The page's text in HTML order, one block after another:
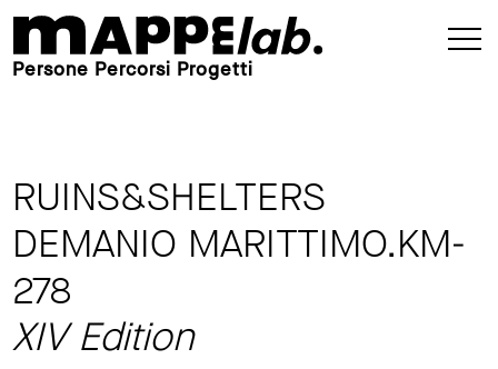
Persone Percorsi Progetti
RUINS&SHELTERS
DEMANIO MARITTIMO.KM-
278
XIV Edition